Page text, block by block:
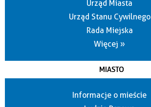
Urząd Miasta
Urząd Stanu Cywilnego
Rada Miejska
Więcej »
MIASTO
Informacje o mieście